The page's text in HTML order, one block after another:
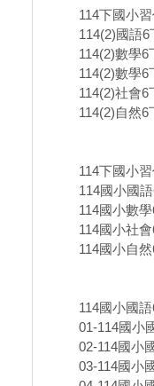
114下國小
114(2)國語
114(2)數學
114(2)數學6
114(2)社會
114(2)自然
114下國小
114國小國
114國小數
114國小社
114國小自
114國小國
01-114國小
02-114國小
03-114國小